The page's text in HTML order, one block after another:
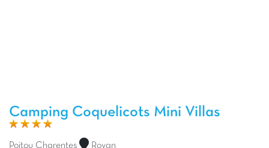
Camping Coquelicots Mini Villas
Poitou Charentes
Royan